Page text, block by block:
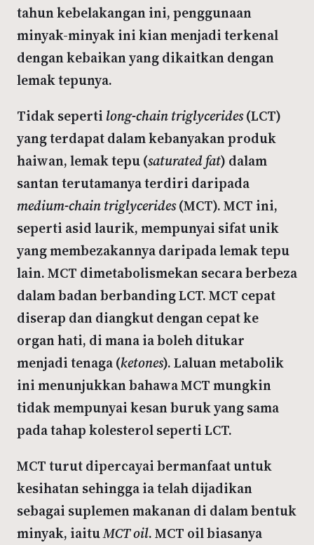
tahun kebelakangan ini, penggunaan
minyak-minyak ini kian menjadi terkenal
dengan kebaikan yang dikaitkan dengan
lemak tepunya.
Tidak sepertilong-chain triglycerides(LCT)
yang terdapat dalam kebanyakan produk
haiwan, lemak tepu (saturated fat) dalam
santan terutamanya terdiri daripada
medium-chain triglycerides(MCT). MCT ini,
seperti asid laurik, mempunyai sifat unik
yang membezakannya daripada lemak tepu
lain. MCT dimetabolismekan secara berbeza
dalam badan berbanding LCT. MCT cepat
diserap dan diangkut dengan cepat ke
organ hati, di mana ia boleh ditukar
menjadi tenaga (ketones). Laluan metabolik
ini menunjukkan bahawa MCT mungkin
tidak mempunyai kesan buruk yang sama
pada tahap kolesterol seperti LCT.
MCT turut dipercayai bermanfaat untuk
kesihatan sehingga ia telah dijadikan
sebagai suplemen makanan di dalam bentuk
minyak, iaituMCT oil. MCT oil biasanya